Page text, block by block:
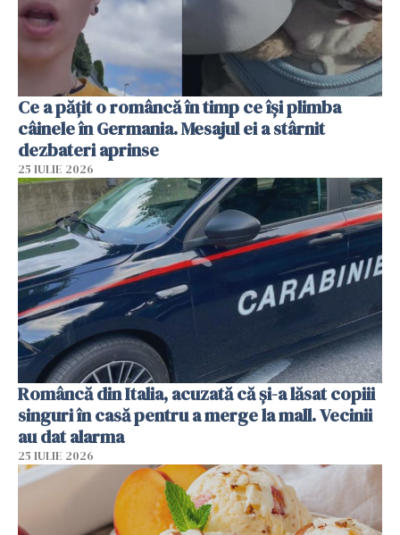
Ce a pățit o româncă în timp ce își plimba
câinele în Germania. Mesajul ei a stârnit
dezbateri aprinse
25 IULIE 2026
Româncă din Italia, acuzată că și-a lăsat copiii
singuri în casă pentru a merge la mall. Vecinii
au dat alarma
25 IULIE 2026